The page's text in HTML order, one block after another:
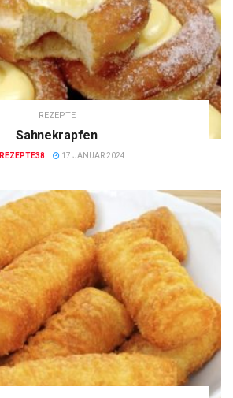
REZEPTE
Sahnekrapfen
REZEPTE38 17 JANUAR 2024